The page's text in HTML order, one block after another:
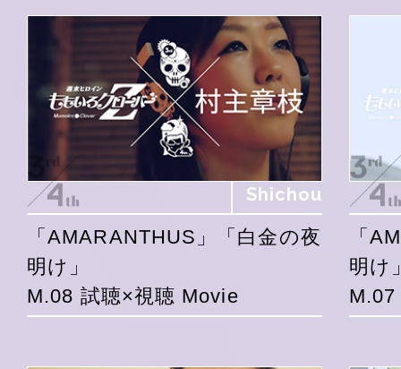
Shichou
「AMARANTHUS」「白金の夜
明け」
M.08 試聴×視聴 Movie
「
明け